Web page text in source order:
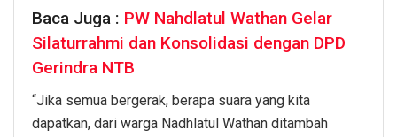
Baca Juga : PW Nahdlatul Wathan Gelar
Silaturrahmi dan Konsolidasi dengan DPD
Gerindra NTB
“Jika semua bergerak, berapa suara yang kita
dapatkan, dari warga Nadhlatul Wathan ditambah